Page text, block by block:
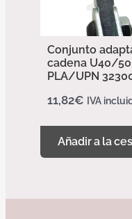
Conjunto
cadena U40/
PLA/UPN
11,82€ IVA
Añadir a la